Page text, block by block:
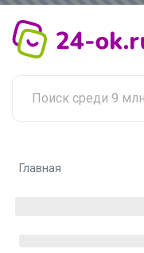
Главная